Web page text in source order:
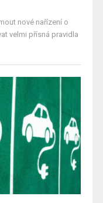
nové nařízení o
velmi přísná pravidla